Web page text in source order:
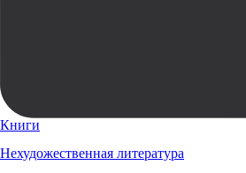
Книги
Нехудожественная литература